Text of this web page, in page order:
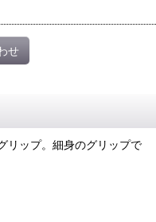
せ
リップ。細身のグリップで